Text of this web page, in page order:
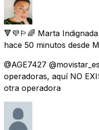
🔻💜🏳️‍🌈 Marta Indignada
hace 50 minutos desde
@AGE7427
operadoras, aquí NO
otra operadora